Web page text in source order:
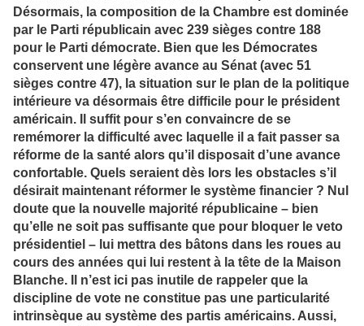
Désormais, la composition de la Chambre est dominée
par le Parti républicain avec 239 sièges contre 188
pour le Parti démocrate. Bien que les Démocrates
conservent une légère avance au Sénat (avec 51
sièges contre 47), la situation sur le plan de la politique
intérieure va désormais être difficile pour le président
américain. Il suffit pour s’en convaincre de se
remémorer la difficulté avec laquelle il a fait passer sa
réforme de la santé alors qu’il disposait d’une avance
confortable. Quels seraient dès lors les obstacles s’il
désirait maintenant réformer le système financier ? Nul
doute que la nouvelle majorité républicaine – bien
qu’elle ne soit pas suffisante que pour bloquer le veto
présidentiel – lui mettra des bâtons dans les roues au
cours des années qui lui restent à la tête de la Maison
Blanche. Il n’est ici pas inutile de rappeler que la
discipline de vote ne constitue pas une particularité
intrinsèque au système des partis américains. Aussi,